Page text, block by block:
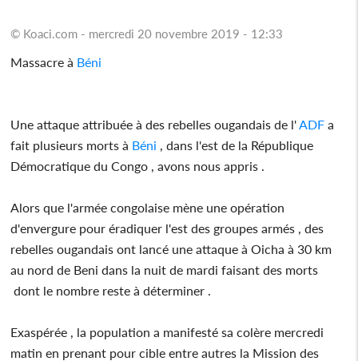
© Koaci.com - mercredi 20 novembre 2019 - 12:33
Massacre à Béni
Une attaque attribuée à des rebelles ougandais de l' ADF a
fait plusieurs morts à Béni , dans l'est de la République
Démocratique du Congo , avons nous appris .
Alors que l'armée congolaise mène une opération
d'envergure pour éradiquer l'est des groupes armés , des
rebelles ougandais ont lancé une attaque à Oicha à 30 km
au nord de Beni dans la nuit de mardi faisant des morts
dont le nombre reste à déterminer .
Exaspérée , la population a manifesté sa colère mercredi
matin en prenant pour cible entre autres la Mission des